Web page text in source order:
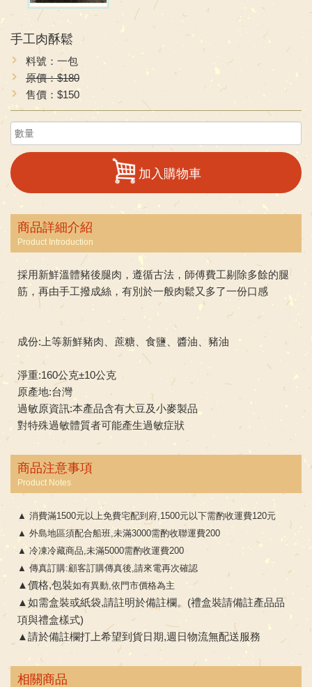
手工肉酥鬆
料號：一包
原價：$180
售價：$150
加入購物車
商品詳細介紹
Product Introduction
採用新鮮溫體豬後腿肉，遵循古法，師傅費工剔除多餘的腿
筋，再由手工撥成絲，有別於一般肉鬆又多了一份口感
成份:上等新鮮豬肉、蔗糖、食鹽、醬油、豬油
淨重:160公克±10公克
原產地:台灣
過敏原資訊:本產品含有大豆及小麥製品
對特殊過敏體質者可能產生過敏症狀
商品注意事項
Product Notes
▲ 消費滿1500元以上免費宅配到府,1500元以下需酌收運費120元
▲ 外島地區須配合船班,未滿3000需酌收聯運費200
▲ 冷凍冷藏商品,未滿5000需酌收運費200
▲ 傳真訂購:顧客訂購傳真後,請來電再次確認
▲ 價格,包裝如有異動,依門市價格為主
▲如需盒裝或紙袋,請註明於備註欄。(禮盒裝請備註產品品
項與禮盒樣式)
▲請於備註欄打上希望到貨日期,週日物流無配送服務
相關商品